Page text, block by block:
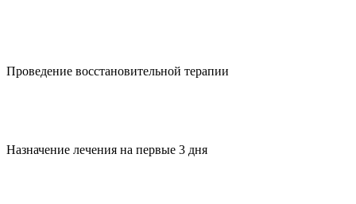
Проведение восстановительной терапии
Назначение лечения на первые 3 дня